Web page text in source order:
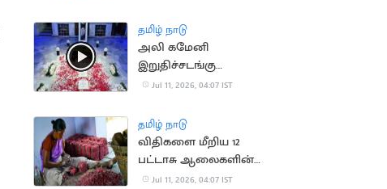
தமிழ் நாடு
அலி கமேனி
இறுதிச்சடங்கு
வீடியோவை வெளியிட்ட
Jul 11, 2026, 04:07 IST
தமிழ் நாடு
விதிகளை மீறிய 12
பட்டாசு ஆலைகளின்
உரிமம் தற்காலிக ரத்து
Jul 11, 2026, 04:07 IST